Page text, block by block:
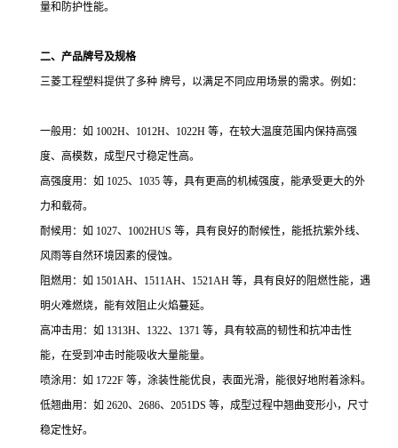
量和防护性能。
二、产品牌号及规格
三菱工程塑料提供了多种 牌号，以满足不同应用场景的需求。例如：
一般用：如 1002H、1012H、1022H 等，在较大温度范围内保持高强
度、高模数，成型尺寸稳定性高。
高强度用：如 1025、1035 等，具有更高的机械强度，能承受更大的外
力和载荷。
耐候用：如 1027、1002HUS 等，具有良好的耐候性，能抵抗紫外线、
风雨等自然环境因素的侵蚀。
阻燃用：如 1501AH、1511AH、1521AH 等，具有良好的阻燃性能，遇
明火难燃烧，能有效阻止火焰蔓延。
高冲击用：如 1313H、1322、1371 等，具有较高的韧性和抗冲击性
能，在受到冲击时能吸收大量能量。
喷涂用：如 1722F 等，涂装性能优良，表面光滑，能很好地附着涂料。
低翘曲用：如 2620、2686、2051DS 等，成型过程中翘曲变形小，尺寸
稳定性好。